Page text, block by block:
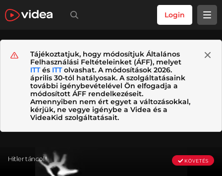
Login
Tájékoztatjuk, hogy módosítjuk Általános
Felhasználási Feltételeinket (ÁFF), melyet
ITTés ITTolvashat. A módosítások 2026.
április 30-tól hatályosak. A szolgáltatásaink
további igénybevételével Ön elfogadja a
módosított ÁFF rendelkezéseit.
Amennyiben nem ért egyet a változásokkal,
kérjük, ne vegye igénybe a Videa és a
VideaKid szolgáltatásait.